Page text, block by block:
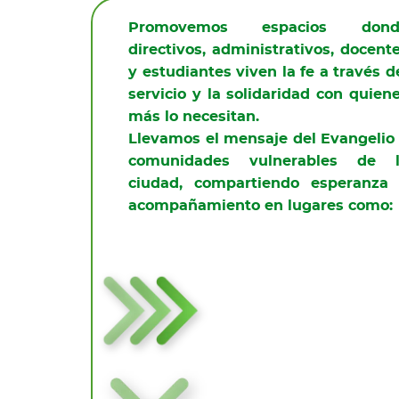
Promovemos espacios
directivos, administrativos,
y estudiantes viven la fe a través
servicio y la solidaridad con
más lo necesitan.
Llevamos el mensaje del Evangelio
comunidades vulnerables de
ciudad, compartiendo esperanza
acompañamiento en lugares como: